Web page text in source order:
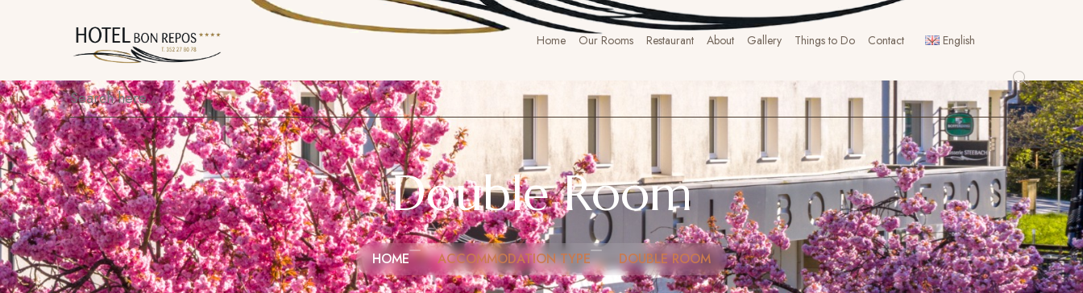
Home Our Rooms Restaurant About Gallery Things to Do Contact English
Double Room
HOME ACCOMMODATION TYPE DOUBLE ROOM